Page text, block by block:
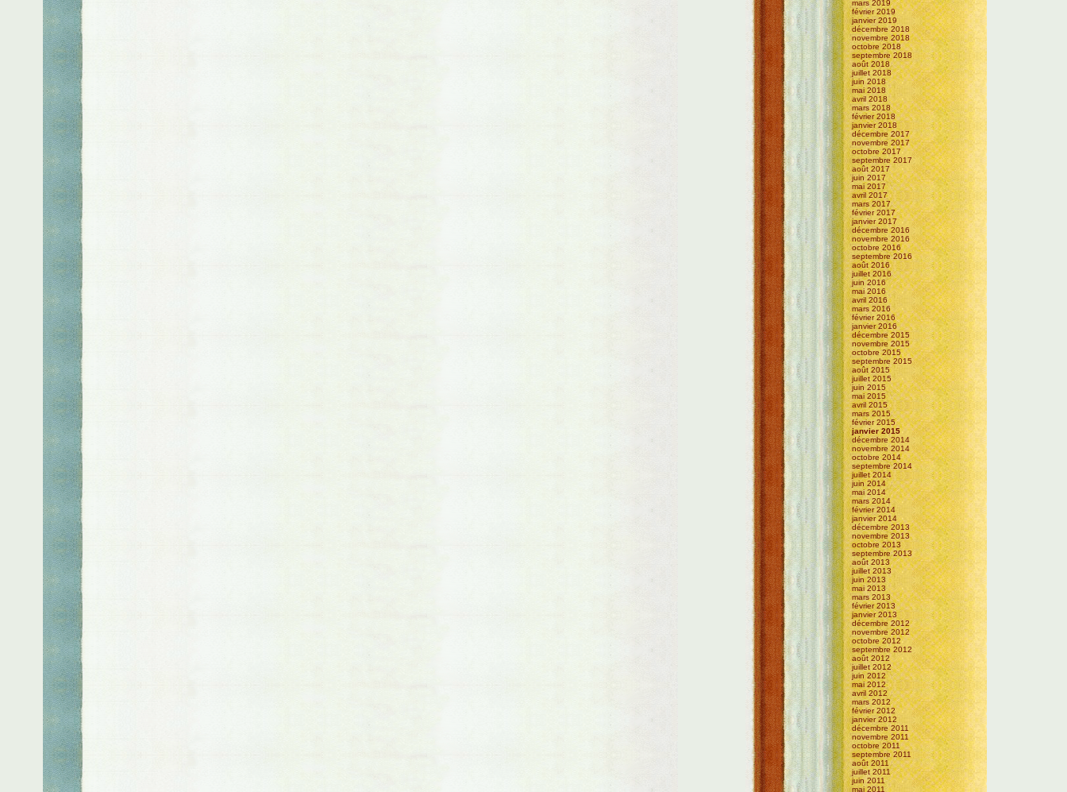
mars 2019
février 2019
janvier 2019
décembre 2018
novembre 2018
octobre 2018
septembre 2018
août 2018
juillet 2018
juin 2018
mai 2018
avril 2018
mars 2018
février 2018
janvier 2018
décembre 2017
novembre 2017
octobre 2017
septembre 2017
août 2017
juin 2017
mai 2017
avril 2017
mars 2017
février 2017
janvier 2017
décembre 2016
novembre 2016
octobre 2016
septembre 2016
août 2016
juillet 2016
juin 2016
mai 2016
avril 2016
mars 2016
février 2016
janvier 2016
décembre 2015
novembre 2015
octobre 2015
septembre 2015
août 2015
juillet 2015
juin 2015
mai 2015
avril 2015
mars 2015
février 2015
janvier 2015
décembre 2014
novembre 2014
octobre 2014
septembre 2014
juillet 2014
juin 2014
mai 2014
mars 2014
février 2014
janvier 2014
décembre 2013
novembre 2013
octobre 2013
septembre 2013
août 2013
juillet 2013
juin 2013
mai 2013
mars 2013
février 2013
janvier 2013
décembre 2012
novembre 2012
octobre 2012
septembre 2012
août 2012
juillet 2012
juin 2012
mai 2012
avril 2012
mars 2012
février 2012
janvier 2012
décembre 2011
novembre 2011
octobre 2011
septembre 2011
août 2011
juillet 2011
juin 2011
mai 2011